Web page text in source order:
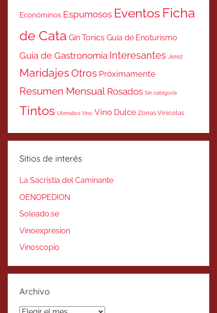
Económinos Espumosos Eventos Ficha
de Cata Gin Tonics Guía de Enoturismo
Guía de Gastronomía Interesantes Jerez
MaridajesOtros Próximamente
Resumen Mensual Rosados Sin categoría
Tintos Utensilios Vino Vino Dulce Zonas Vinicolas
Sitios de interés
La Sacristía del Caminante
OENOPEDION
Soleado.se
Vinoexpresion
Vinoscopio
Archivo